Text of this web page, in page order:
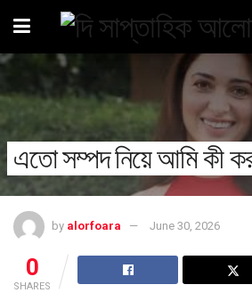
এতো সম্পদ নিয়ে আমি কী
by alorfoara June 30, 2026
0
SHARES